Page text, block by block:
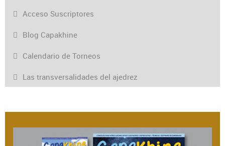
Acceso Suscriptores
Blog Capakhine
Calendario de Torneos
Las transversalidades del ajedrez